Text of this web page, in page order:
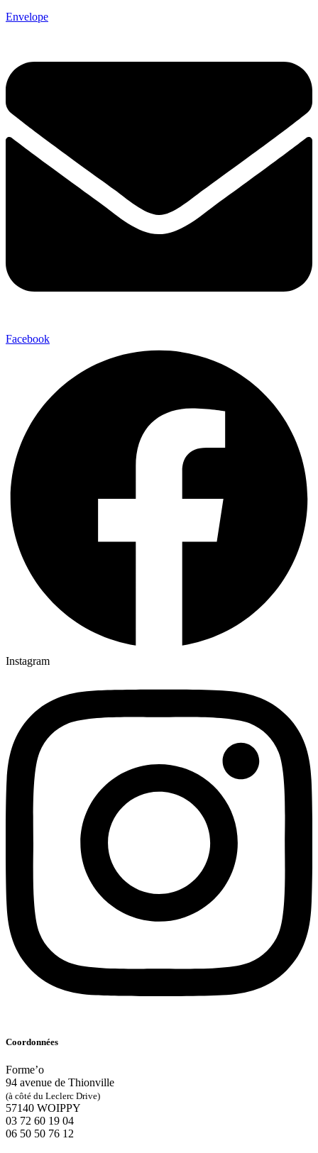
Envelope
Facebook
Instagram
Coordonnées
Forme’o
94 avenue de Thionville
(à côté du Leclerc Drive)
57140 WOIPPY
‭03 72 60 19 04‬
06 50 50 76 12